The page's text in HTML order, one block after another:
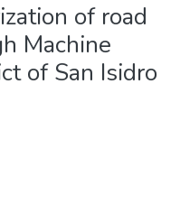
of road
Machine
of San Isidro